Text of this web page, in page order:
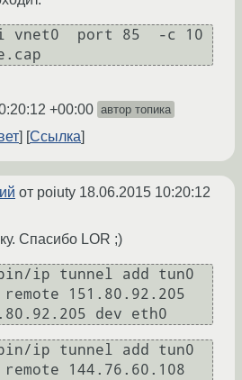
i vnet0  port 85  -c 10
+00:00 автор топика
Ссылка
от poiuty 18.06.2015 10:20:12
Спасибо LOR ;)
ip tunnel add tun0
151.80.92.205
dev eth0
ip tunnel add tun0
144.76.60.108